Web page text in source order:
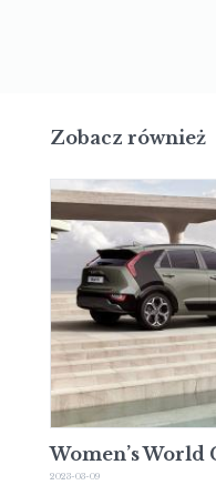
Zobacz również
Women’s World
2023-03-09